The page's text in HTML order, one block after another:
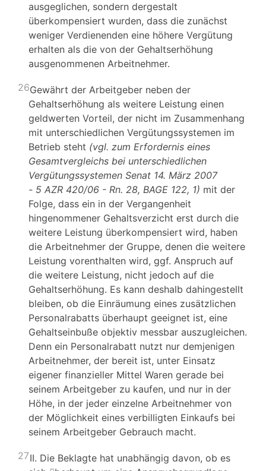
ausgeglichen, sondern dergestalt
überkompensiert wurden, dass die zunächst
weniger Verdienenden eine höhere Vergütung
erhalten als die von der Gehaltserhöhung
ausgenommenen Arbeitnehmer.
26Gewährt der Arbeitgeber neben der
Gehaltserhöhung als weitere Leistung einen
geldwerten Vorteil, der nicht im Zusammenhang
mit unterschiedlichen Vergütungssystemen im
Betrieb steht (vgl. zum Erfordernis eines
Gesamtvergleichs bei unterschiedlichen
Vergütungssystemen Senat 14. März 2007
- 5 AZR 420/06 - Rn. 28, BAGE 122, 1) mit der
Folge, dass ein in der Vergangenheit
hingenommener Gehaltsverzicht erst durch die
weitere Leistung überkompensiert wird, haben
die Arbeitnehmer der Gruppe, denen die weitere
Leistung vorenthalten wird, ggf. Anspruch auf
die weitere Leistung, nicht jedoch auf die
Gehaltserhöhung. Es kann deshalb dahingestellt
bleiben, ob die Einräumung eines zusätzlichen
Personalrabatts überhaupt geeignet ist, eine
Gehaltseinbuße objektiv messbar auszugleichen.
Denn ein Personalrabatt nutzt nur demjenigen
Arbeitnehmer, der bereit ist, unter Einsatz
eigener finanzieller Mittel Waren gerade bei
seinem Arbeitgeber zu kaufen, und nur in der
Höhe, in der jeder einzelne Arbeitnehmer von
der Möglichkeit eines verbilligten Einkaufs bei
seinem Arbeitgeber Gebrauch macht.
27II. Die Beklagte hat unabhängig davon, ob es